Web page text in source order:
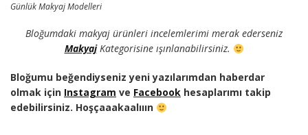
Günlük Makyaj Modelleri
Bloğumdaki makyaj ürünleri incelemlerimi merak ederseniz
MakyajKategorisine ışınlanabilirsiniz.
Bloğumu beğendiyseniz yeni yazılarımdan haberdar
olmak için Instagram ve Facebook hesaplarımı takip
edebilirsiniz. Hoşçaaakaalııın